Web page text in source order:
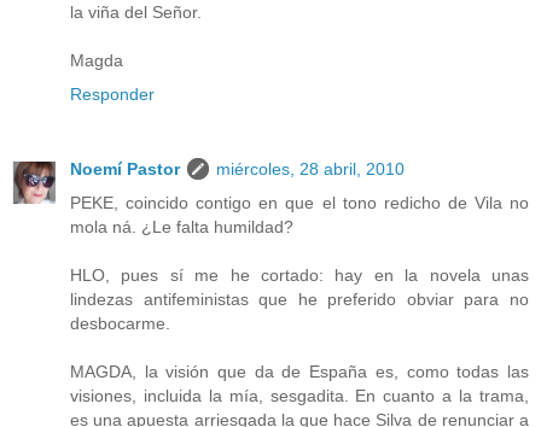
la viña del Señor.
Magda
Responder
Noemí Pastor
miércoles, 28 abril, 2010
PEKE, coincido contigo en que el tono redicho de Vila no
mola ná. ¿Le falta humildad?
HLO, pues sí me he cortado: hay en la novela unas
lindezas antifeministas que he preferido obviar para no
desbocarme.
MAGDA, la visión que da de España es, como todas las
visiones, incluida la mía, sesgadita. En cuanto a la trama,
es una apuesta arriesgada la que hace Silva de renunciar a